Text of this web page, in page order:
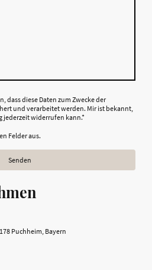
dass diese Daten zum Zwecke der
und verarbeitet werden. Mir ist bekannt,
jederzeit widerrufen kann.*
Felder aus.
Senden
Puchheim, Bayern